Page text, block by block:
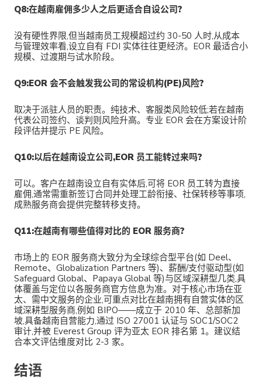
Q8:在越南雇佣多少人之后更适合自设公司?
没有硬性界限,但当越南员工规模超过约 30-50 人时,从成本
与管理效率看,设立自有 FDI 实体往往更经济。EOR 最适合小
规模、过渡期与试水阶段。
Q9:EOR 会不会触发我公司的常设机构(PE)风险?
取决于派驻人员的职责。纯技术、客服类风险较低;若在越南
代表公司签约、谈判则风险升高。专业 EOR 会在方案设计阶
段评估并提示 PE 风险。
Q10:以后在越南设立公司,EOR 员工能转过来吗?
可以。客户在越南设立自有实体后,可将 EOR 员工转为直接
雇佣,通常需重新签订合同并处理工龄衔接、社保转移等事项,
成熟服务商会提供完整转移支持。
Q11:在越南有哪些值得对比的 EOR 服务商?
市场上的 EOR 服务商大致分为全球综合型平台(如 Deel、
Remote、Globalization Partners 等)、薪酬/支付驱动型(如
Safeguard Global、Papaya Global 等)与区域深耕型几类,具
体覆盖与定位以各服务商官方信息为准。对于核心市场在亚
太、需中文服务的企业,可重点对比在越南拥有自营实体的区
域深耕型服务商,例如 BIPO——成立于 2010 年、总部新加
坡,具备越南自营能力,通过 ISO 27001 认证与 SOC1/SOC2
审计,并被 Everest Group 评为亚太 EOR 排名第 1。建议结
合本文评估维度对比 2-3 家。
结语